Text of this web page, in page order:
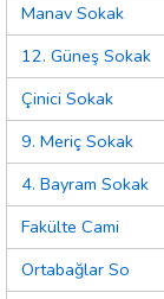
Manav Sokak
12. Güneş Sokak
Çinici Sokak
9. Meriç Sokak
4. Bayram Sokak
Fakülte Cami
Ortabağlar So